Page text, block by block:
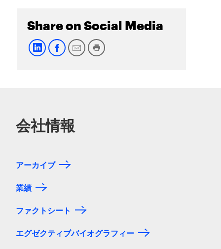
Share on Social Media
会社情報
アーカイブ
業績
ファクトシート
エグゼクティブバイオグラフィー